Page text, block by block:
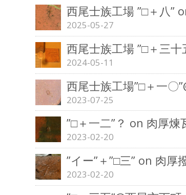
西尾士族工場 ”□＋八”
2025-05-27
西尾士族工場 ”□＋三
2024-05-11
西尾士族工場”□＋一〇
2023-07-25
”□＋一二”？ on 肉厚煉
2023-02-20
”イー”＋”□三” on 肉厚
2023-02-20